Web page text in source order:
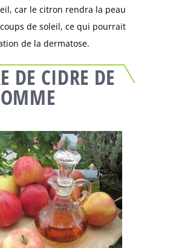
car le citron rendra la peau
de soleil, ce qui pourrait
de la dermatose.
DE CIDRE DE